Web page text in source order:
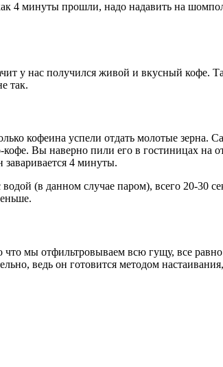
4 минуты прошли, надо надавить на
у нас получился живой и вкусный кофе.
так.
кофеина успели отдать молотые
Вы наверно пили его в гостиницах на
4 минуты.
водой (в данном случае паром), всего 20-
мы отфильтровываем всю гущу, все равно
ведь он готовится методом